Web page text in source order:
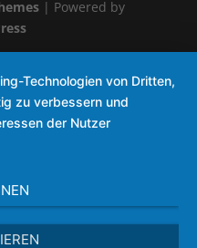
| Powered by
Technologien von Dritten,
zu verbessern und
der Nutzer